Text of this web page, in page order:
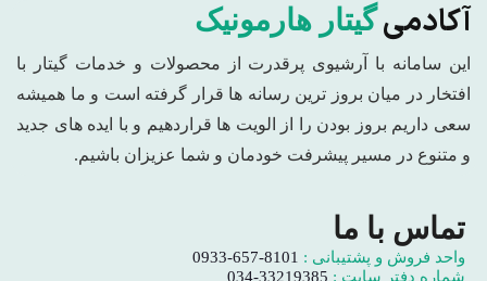
آکادمیگیتار هارمونیک
این سامانه با آرشیوی پرقدرت از محصولات و خدمات گیتار با
افتخار در میان بروز ترین رسانه ها قرار گرفته است و ما همیشه
سعی داریم بروز بودن را از الویت ها قراردهیم و با ایده های جدید
و متنوع در مسیر پیشرفت خودمان و شما عزیزان باشیم.
تماس با ما
واحد فروش و پشتیبانی : 0933-657-8101
شماره دفتر سایت : 034-33219385